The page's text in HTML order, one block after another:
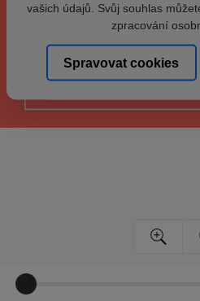
vašich údajů. Svůj souhlas
zpracování
Spravovat cookies